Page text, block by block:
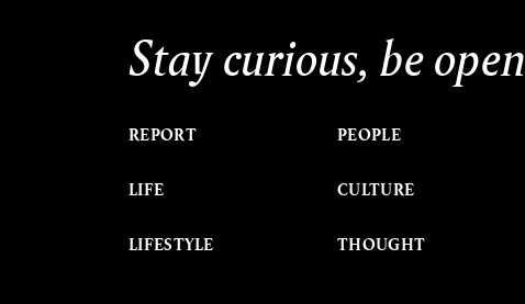
Stay curious, be open
REPORT
LIFE
LIFESTYLE
PEOPLE
CULTURE
THOUGHT